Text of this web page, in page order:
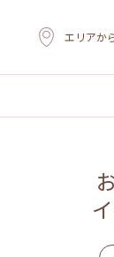
エリアか